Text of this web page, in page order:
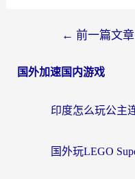
导
← 前一篇文章
国外加速国内游戏